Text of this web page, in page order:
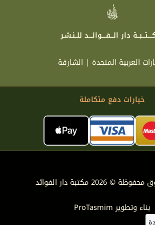
دار الـــفــــوائـــد للــنـشـر
العربية المتحدة | الشارقة
خيارات دفع متكاملة
2026 مكتبة دار الفوائد
بناء وتطويرProTasmim